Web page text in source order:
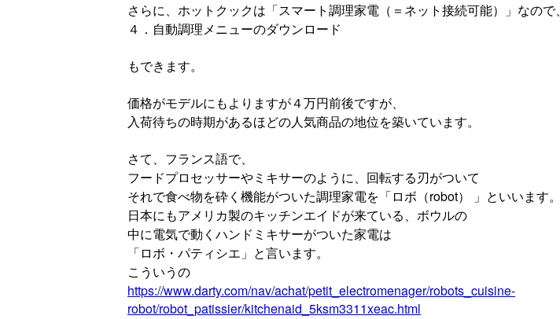
さらに、ホットクックは「スマート調理家電（＝ネット接続可能）」なので、
４．自動調理メニューのダウンロード
もできます。
価格がモデルにもよりますが４万円前後ですが、
入荷待ちの時期があるほどの人気商品の地位を築いています。
さて、フランス語で、
フードプロセッサーやミキサーのように、回転する刃がついて
それで食べ物を砕く機能がついた調理家電を「ロボ（robot） 」といいます。
日本にもアメリカ製のキッチンエイドが来ている、ボウルの
中に電気で動くハンドミキサーがついた家電は
「ロボ・パティシエ」と言います。
こういうの
https://www.darty.com/nav/achat/petit_electromenager/robots_cuisine-
robot/robot_patissier/kitchenaid_5ksm3311xeac.html